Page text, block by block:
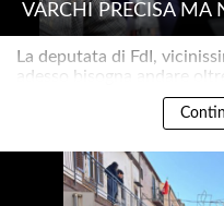
VARCHI PRECISA MA
La deputata di FdI,
adesso bisogna andare